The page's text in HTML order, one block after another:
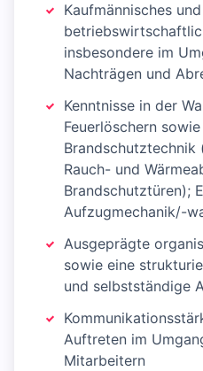
Kaufmännisches und
insbesondere im
Nachträgen und
Kenntnisse in der
Feuerlöschern
Brandschutztechnik
Rauch- und
Brandschutztüren);
Aufzugmechanik/-
Ausgeprägte
sowie eine
und selbstständige
Auftreten im
Mitarbeitern